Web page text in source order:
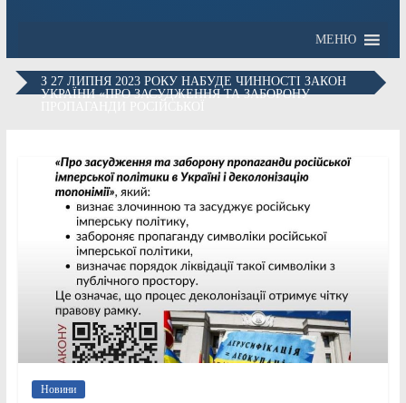
МЕНЮ
З 27 ЛИПНЯ 2023 РОКУ НАБУДЕ ЧИННОСТІ ЗАКОН
УКРАЇНИ «ПРО ЗАСУДЖЕННЯ ТА ЗАБОРОНУ
Новини